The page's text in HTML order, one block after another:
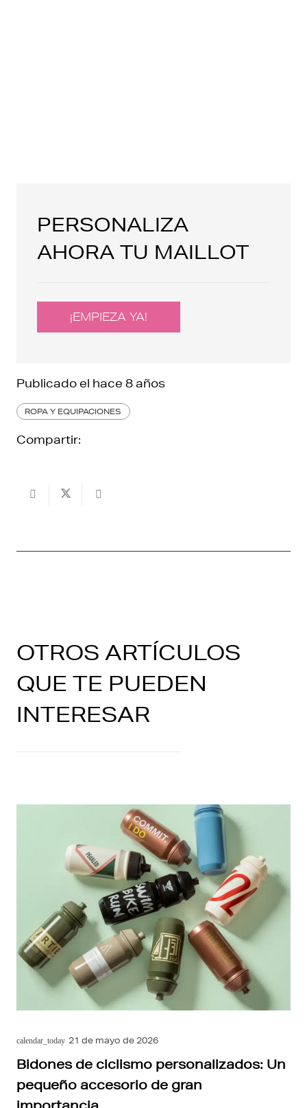
PERSONALIZA
AHORA TU MAILLOT
¡EMPIEZA YA!
Publicado el hace 8 años
ROPA Y EQUIPACIONES
Compartir:
OTROS ARTÍCULOS
QUE TE PUEDEN
INTERESAR
calendar_today 21 de mayo de 2026
Bidones de ciclismo personalizados: Un
pequeño accesorio de gran